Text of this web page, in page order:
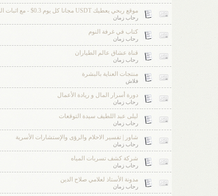
موقع ربحي يعطيك USDT مجانا كل يوم 0.3$ - مع اثبات الدفع
رحاب زمان
كتاب في غرفة النوم
رحاب زمان
قناة عشاق عالم الطياران
رحاب زمان
منتجات العناية بالبشرة
فلاش
دورة أسرار المال و ريادة الأعمال
رحاب زمان
ليلى عبد اللطيف سيدة التوقعات
رحاب زمان
شاور | تفسير الاحلام والرؤى والإستشارات الأسرية
رحاب زمان
شركة كشف تسربات المياه
رحاب زمان
مدونة الأستاذ لعلامي صلاح الدين
رحاب زمان